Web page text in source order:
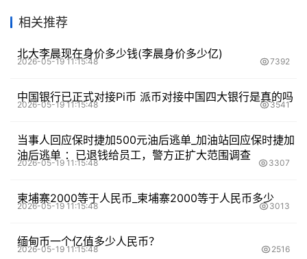
相关推荐
北大李晨现在身价多少钱(李晨身价多少亿)
2026-05-19 11:15:48 7392
中国银行已正式对接Pi币 派币对接中国四大银行是真的吗
2026-05-19 11:15:48 3541
当事人回应保时捷加500元油后逃单_加油站回应保时捷加
油后逃单 ：已退钱给员工，警方正扩大范围调查
2026-05-19 11:15:48 3307
柬埔寨2000等于人民币_柬埔寨2000等于人民币多少
2026-05-19 11:15:48 3013
缅甸币一个亿值多少人民币？
2026-05-19 11:15:48 2516